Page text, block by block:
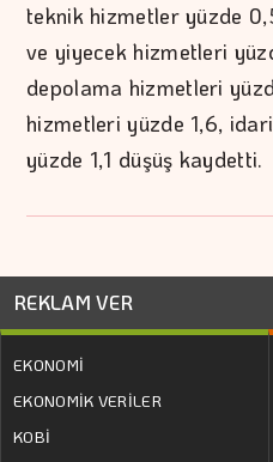
teknik hizmetler yüzde
ve yiyecek hizmetleri
depolama hizmetleri
hizmetleri yüzde 1,6,
yüzde 1,1 düşüş kaydetti.
REKLAM VER
EKONOMİ
EKONOMİK VERİLER
KOBİ